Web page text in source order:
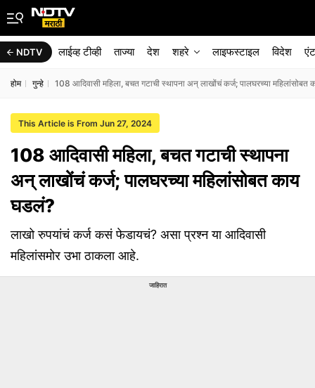
NDTV लाईव्ह टीव्ही ताज्या देश शहरे लाइफस्टाइल विदेश
होम गुन्हे 108 आदिवासी महिला, बचत गटाची स्थापना अन् लाखोंचं कर्ज; पालघरच्या महिलांसोबत
This Article is From Jun 27, 2024
108 आदिवासी महिला, बचत गटाची स्थापना
अन् लाखोंचं कर्ज; पालघरच्या महिलांसोबत काय
घडलं?
लाखो रुपयांचं कर्ज कसं फेडायचं? असा प्रश्न या आदिवासी
महिलांसमोर उभा ठाकला आहे.
जाहिरात